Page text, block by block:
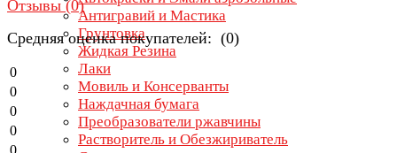
Антигравий и Мастика
Грунтовка
Жидкая Резина
Лаки
Мовиль и Консерванты
Наждачная бумага
Преобразователи ржавчины
Растворитель и Обезжириватель
Отзывы (0)
Средняя оценка покупателей: (0)
0
0
0
0
0